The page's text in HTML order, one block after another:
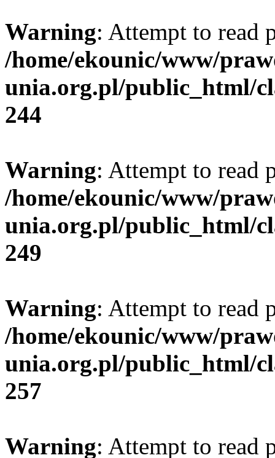
Warning: Attempt to read
/home/ekounic/www/
unia.org.pl/public_html/
244
Warning: Attempt to read
/home/ekounic/www/
unia.org.pl/public_html/
249
Warning: Attempt to read
/home/ekounic/www/
unia.org.pl/public_html/
257
Warning: Attempt to read